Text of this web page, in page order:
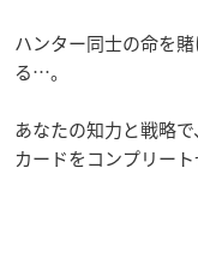
ハンター同士の命を
る…。
あなたの知力と戦略
カードをコンプリート